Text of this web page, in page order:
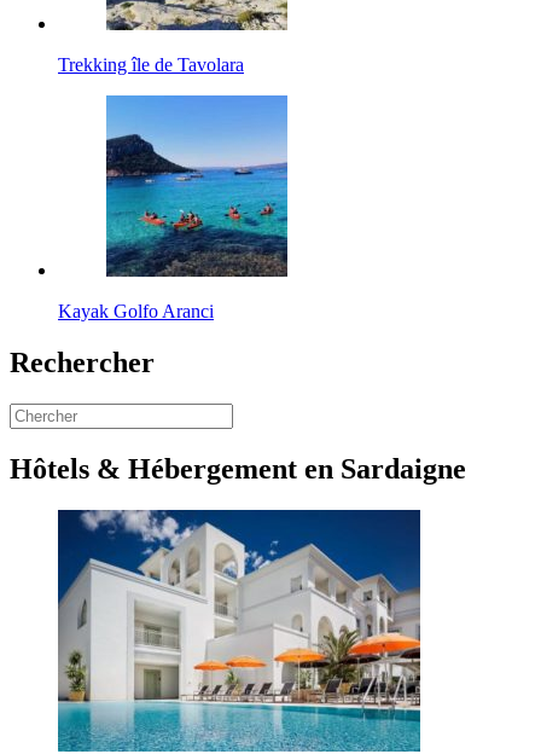
Trekking île de Tavolara
Kayak Golfo Aranci
Rechercher
Hôtels & Hébergement en Sardaigne